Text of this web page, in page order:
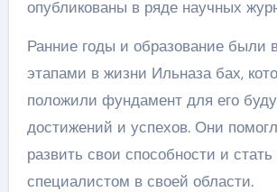
опубликованы в ряде научных
Ранние годы и образование были
этапами в жизни Ильназа бах,
положили фундамент для его
достижений и успехов. Они
развить свои способности и
специалистом в своей области.